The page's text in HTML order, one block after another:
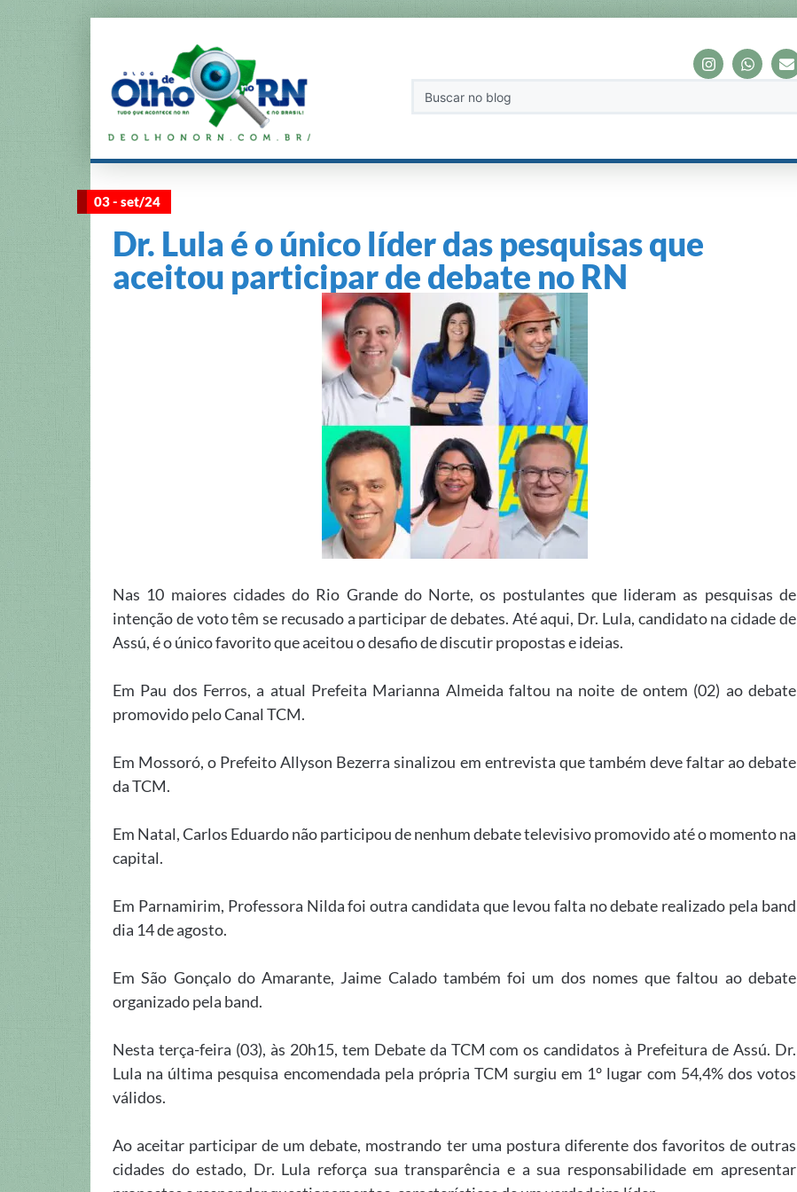
03 - set/24
Dr. Lula é o único líder das pesquisas que
aceitou participar de debate no RN
Nas 10 maiores cidades do Rio Grande do Norte, os postulantes que lideram as pesquisas de
intenção de voto têm se recusado a participar de debates. Até aqui, Dr. Lula, candidato na cidade de
Assú, é o único favorito que aceitou o desafio de discutir propostas e ideias.
Em Pau dos Ferros, a atual Prefeita Marianna Almeida faltou na noite de ontem (02) ao debate
promovido pelo Canal TCM.
Em Mossoró, o Prefeito Allyson Bezerra sinalizou em entrevista que também deve faltar ao debate
da TCM.
Em Natal, Carlos Eduardo não participou de nenhum debate televisivo promovido até o momento na
capital.
Em Parnamirim, Professora Nilda foi outra candidata que levou falta no debate realizado pela band
dia 14 de agosto.
Em São Gonçalo do Amarante, Jaime Calado também foi um dos nomes que faltou ao debate
organizado pela band.
Nesta terça-feira (03), às 20h15, tem Debate da TCM com os candidatos à Prefeitura de Assú. Dr.
Lula na última pesquisa encomendada pela própria TCM surgiu em 1° lugar com 54,4% dos votos
válidos.
Ao aceitar participar de um debate, mostrando ter uma postura diferente dos favoritos de outras
cidades do estado, Dr. Lula reforça sua transparência e a sua responsabilidade em apresentar